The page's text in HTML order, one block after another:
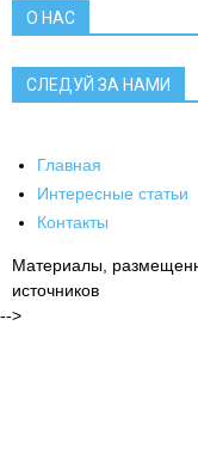
О НАС
СЛЕДУЙ ЗА НАМИ
Главная
Интересные статьи
Контакты
Материалы,
источников
-->